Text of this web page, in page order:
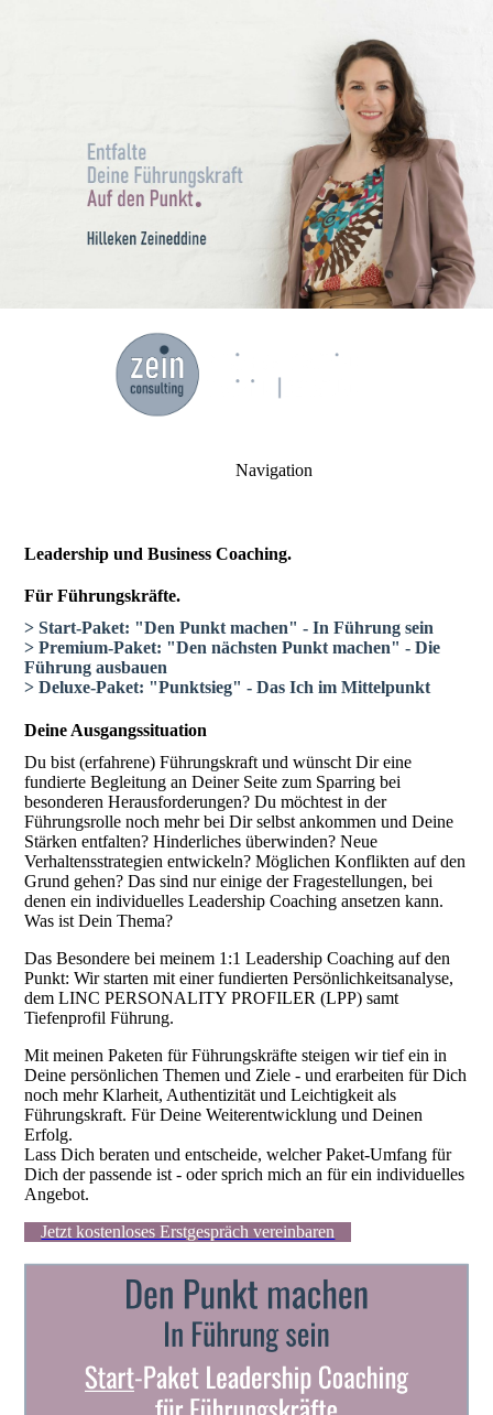
Navigation
Leadership und Business Coaching.
Für Führungskräfte.
> Start-Paket: "Den Punkt machen" - In Führung sein
> Premium-Paket: "Den nächsten Punkt machen" - Die
Führung ausbauen
> Deluxe-Paket: "Punktsieg" - Das Ich im Mittelpunkt
Deine Ausgangssituation
Du bist (erfahrene) Führungskraft und wünscht Dir eine
fundierte Begleitung an Deiner Seite zum Sparring bei
besonderen Herausforderungen? Du möchtest in der
Führungsrolle noch mehr bei Dir selbst ankommen und Deine
Stärken entfalten? Hinderliches überwinden? Neue
Verhaltensstrategien entwickeln? Möglichen Konflikten auf den
Grund gehen? Das sind nur einige der Fragestellungen, bei
denen ein individuelles Leadership Coaching ansetzen kann.
Was ist Dein Thema?
Das Besondere bei meinem 1:1 Leadership Coaching auf den
Punkt: Wir starten mit einer fundierten Persönlichkeitsanalyse,
dem LINC PERSONALITY PROFILER (LPP) samt
Tiefenprofil Führung.
Mit meinen Paketen für Führungskräfte steigen wir tief ein in
Deine persönlichen Themen und Ziele - und erarbeiten für Dich
noch mehr Klarheit, Authentizität und Leichtigkeit als
Führungskraft. Für Deine Weiterentwicklung und Deinen
Erfolg.
Lass Dich beraten und entscheide, welcher Paket-Umfang für
Dich der passende ist - oder sprich mich an für ein individuelles
Angebot.
Jetzt kostenloses Erstgespräch vereinbaren